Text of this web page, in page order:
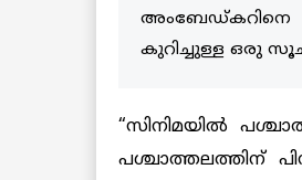
അംബേഡ്കറിനെ
കുറിച്ചുള്ള ഒരു
“സിനിമയില്‍
പശ്ചാത്തലത്തിന്